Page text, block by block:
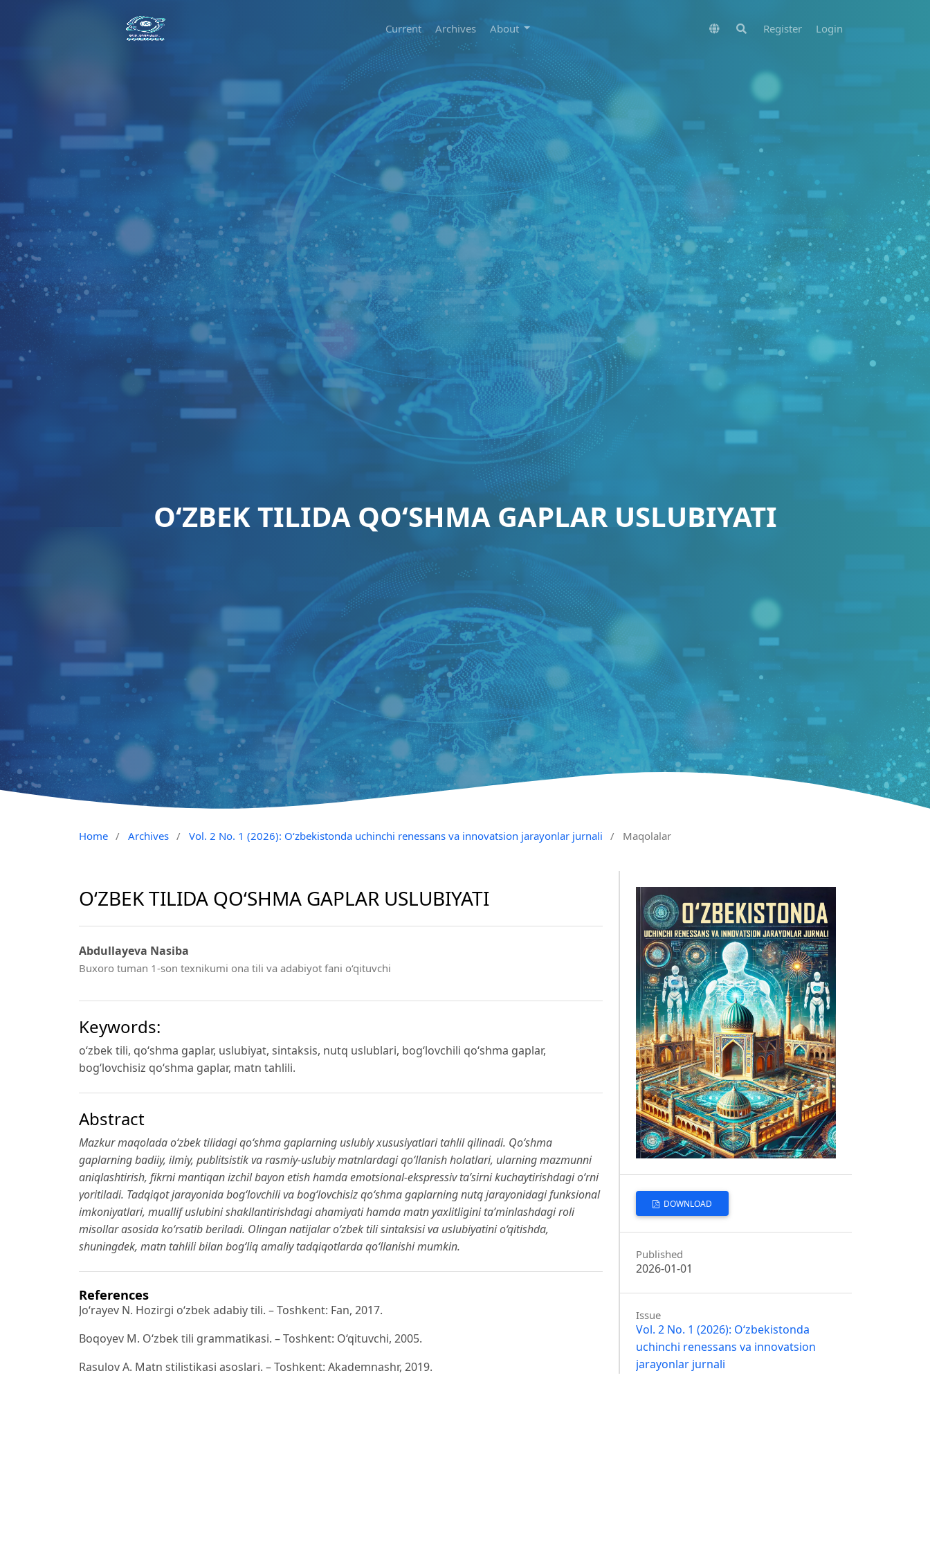
Current Archives About Register Login
O‘ZBEK TILIDA QO‘SHMA GAPLAR USLUBIYATI
Home / Archives / Vol. 2 No. 1 (2026): O‘zbekistonda uchinchi renessans va innovatsion jarayonlar jurnali / Maqolalar
O‘ZBEK TILIDA QO‘SHMA GAPLAR USLUBIYATI
Abdullayeva Nasiba
Buxoro tuman 1-son texnikumi ona tili va adabiyot fani o‘qituvchi
Keywords:
o‘zbek tili, qo‘shma gaplar, uslubiyat, sintaksis, nutq uslublari, bog‘lovchili qo‘shma gaplar,
bog‘lovchisiz qo‘shma gaplar, matn tahlili.
Abstract
Mazkur maqolada o‘zbek tilidagi qo‘shma gaplarning uslubiy xususiyatlari tahlil qilinadi. Qo‘shma
gaplarning badiiy, ilmiy, publitsistik va rasmiy-uslubiy matnlardagi qo‘llanish holatlari, ularning mazmunni
aniqlashtirish, fikrni mantiqan izchil bayon etish hamda emotsional-ekspressiv ta’sirni kuchaytirishdagi o‘rni
yoritiladi. Tadqiqot jarayonida bog‘lovchili va bog‘lovchisiz qo‘shma gaplarning nutq jarayonidagi funksional
imkoniyatlari, muallif uslubini shakllantirishdagi ahamiyati hamda matn yaxlitligini ta’minlashdagi roli
misollar asosida ko‘rsatib beriladi. Olingan natijalar o‘zbek tili sintaksisi va uslubiyatini o‘qitishda,
shuningdek, matn tahlili bilan bog‘liq amaliy tadqiqotlarda qo‘llanishi mumkin.
References
Jo‘rayev N. Hozirgi o‘zbek adabiy tili. – Toshkent: Fan, 2017.
Boqoyev M. O‘zbek tili grammatikasi. – Toshkent: O‘qituvchi, 2005.
Rasulov A. Matn stilistikasi asoslari. – Toshkent: Akademnashr, 2019.
DOWNLOAD
Published
2026-01-01
Issue
Vol. 2 No. 1 (2026): O‘zbekistonda
uchinchi renessans va innovatsion
jarayonlar jurnali